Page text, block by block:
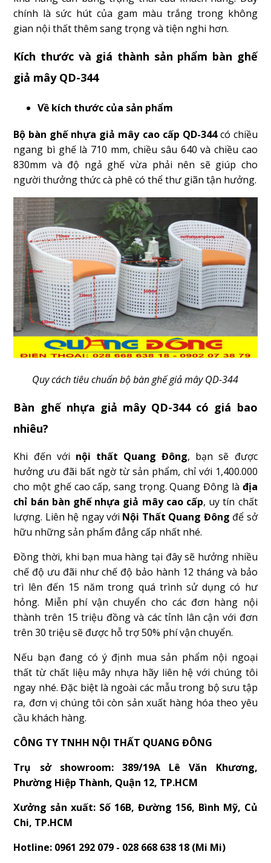
chính là sức hút của gam màu trắng trong không
gian nội thất thêm sang trọng và tiện nghi hơn.
Kích thước và giá thành sản phẩm bàn ghế
giả mây QD-344
Về kích thước của sản phẩm
Bộ bàn ghế nhựa giả mây cao cấp QD-344có chiều
ngang bì ghế là 710 mm, chiều sâu 640 và chiều cao
830mm và độ ngả ghế vừa phải nên sẽ giúp cho
người thưởng thức cà phê có thể thư giãn tận hưởng.
Quy cách tiêu chuẩn bộ bàn ghế giả mây QD-344
Bàn ghế nhựa giả mây QD-344 có giá bao
nhiêu?
Khi đến với nội thất Quang Đông, bạn sẽ được
hưởng ưu đãi bất ngờ từ sản phẩm, chỉ với 1,400.000
cho một ghế cao cấp, sang trọng. Quang Đông là địa
chỉ bán bàn ghế nhựa giả mây cao cấp, uy tín chất
lượng. Liên hệ ngay với Nội Thất Quang Đông để sở
hữu những sản phẩm đẳng cấp nhất nhé.
Đồng thời, khi bạn mua hàng tại đây sẽ hưởng nhiều
chế độ ưu đãi như chế độ bảo hành 12 tháng và bảo
trì lên đến 15 năm trong quá trình sử dụng có hư
hỏng. Miễn phí vận chuyển cho các đơn hàng nội
thành trên 15 triệu đồng và các tỉnh lân cận với đơn
trên 30 triệu sẽ được hỗ trợ 50% phí vận chuyển.
Nếu bạn đang có ý định mua sản phẩm nội ngoại
thất từ chất liệu mây nhựa hãy liên hệ với chúng tôi
ngay nhé. Đặc biệt là ngoài các mẫu trong bộ sưu tập
ra, đơn vị chúng tôi còn sản xuất hàng hóa theo yêu
cầu khách hàng.
CÔNG TY TNHH NỘI THẤT QUANG ĐÔNG
Trụ sở showroom: 389/19A Lê Văn Khương,
Phường Hiệp Thành, Quận 12, TP.HCM
Xưởng sản xuất: Số 16B, Đường 156, Bình Mỹ, Củ
Chi, TP.HCM
Hotline: 0961 292 079 - 028 668 638 18 (Mi Mi)